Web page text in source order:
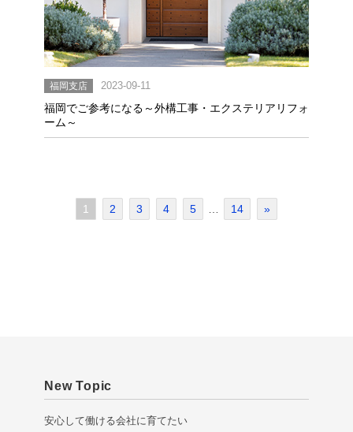
福岡支店 2023-09-11
福岡でご参考になる～外構工事・エクステリアリフォ
ーム～
1 2 3 4 5 14 »
New Topic
安心して働ける会社に育てたい